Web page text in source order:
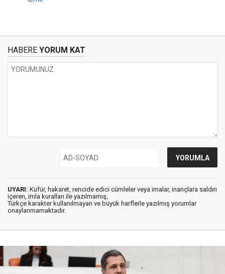
HABERE YORUM KAT
UYARI: Küfür, hakaret, rencide edici cümleler veya imalar, inançlara saldırı
içeren, imla kuralları ile yazılmamış,
Türkçe karakter kullanılmayan ve büyük harflerle yazılmış yorumlar
onaylanmamaktadır.